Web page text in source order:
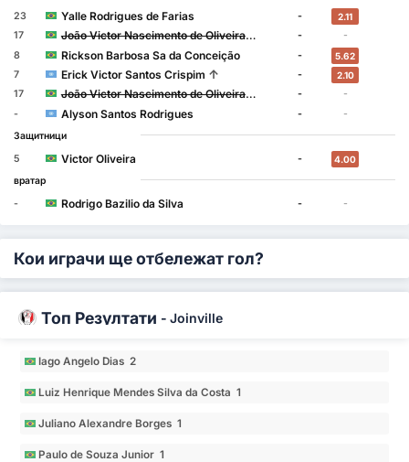
23
Yalle Rodrigues de Farias - 2.11
17 João Victor Nascimento de Oliveira ↑ (Контузен)
-
-
8
Rickson Barbosa Sa da Conceição - 5.62
7 Erick Victor Santos Crispim ↑ - 2.10
17 João Victor Nascimento de Oliveira ↑ (Контузен)
-
-
-
Alyson Santos Rodrigues -
-
Защитници
5
Victor Oliveira - 4.00
вратар
-
Rodrigo Bazilio da Silva - -
Кои играчи ще отбележат гол?
Топ Резултати - Joinville
Iago Angelo Dias 2
Luiz Henrique Mendes Silva da Costa 1
Juliano Alexandre Borges 1
Paulo de Souza Junior 1